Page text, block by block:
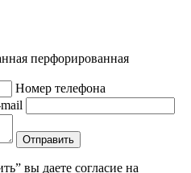
перфорированная
Номер телефона
Отправить
вы даете согласие на